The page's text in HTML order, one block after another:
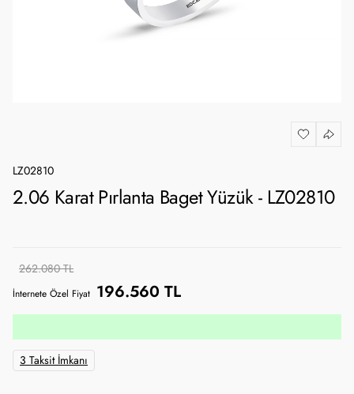
LZ02810
2.06 Karat Pırlanta Baget Yüzük - LZ02810
262.080 TL
İnternete Özel Fiyat 196.560 TL
3 Taksit İmkanı